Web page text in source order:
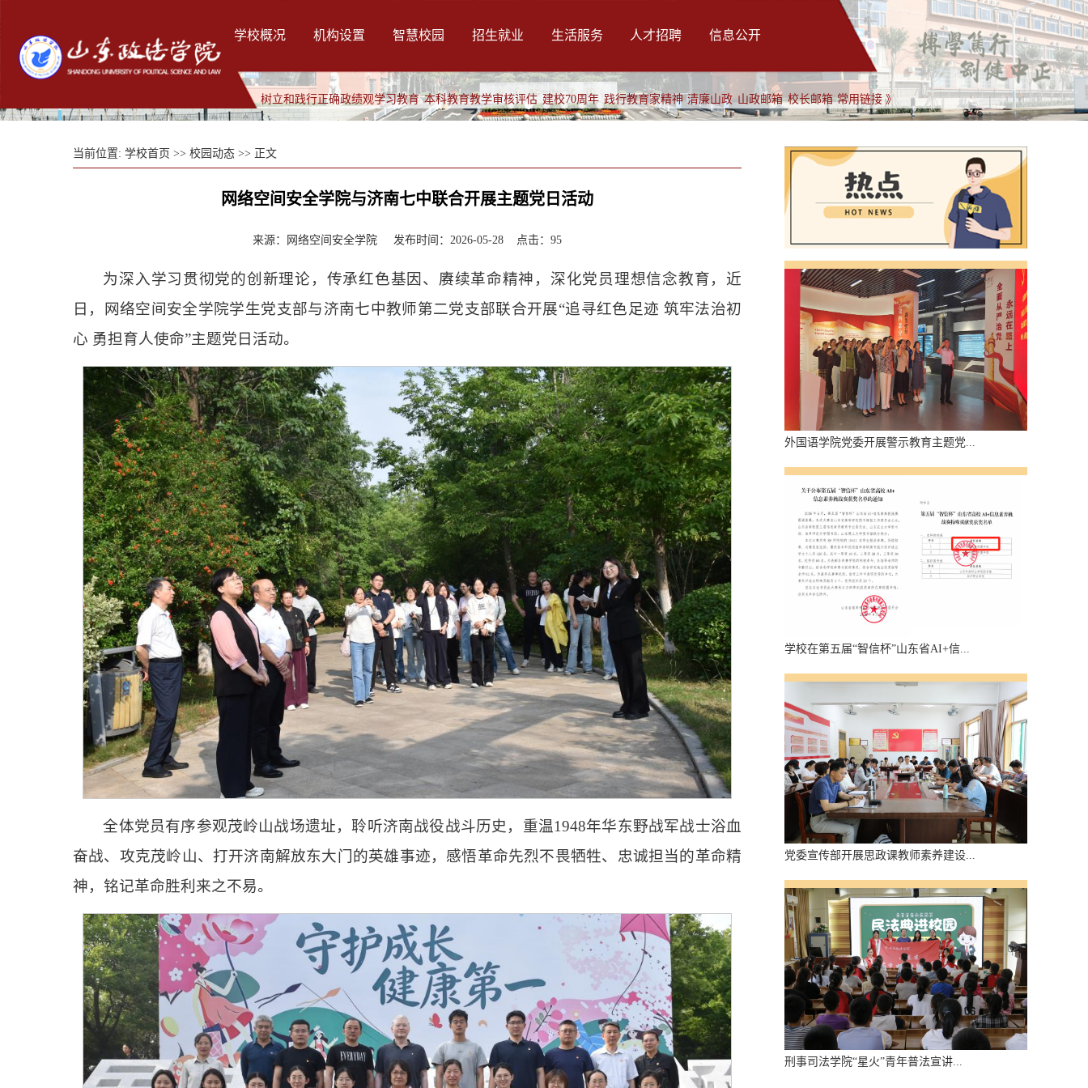
学校概况 机构设置 智慧校园 招生就业 生活服务 人才招聘 信息公开
树立和践行正确政绩观学习教育 本科教育教学审核评估 建校70周年 践行教育家精神 清廉山政 山政邮箱 校长邮箱 常用链接 》
当前位置: 学校首页 >> 校园动态 >> 正文
网络空间安全学院与济南七中联合开展主题党日活动
来源：网络空间安全学院 发布时间：2026-05-28 点击： 95
为深入学习贯彻党的创新理论，传承红色基因、赓续革命精神，深化党员理想信念教育，近
日，网络空间安全学院学生党支部与济南七中教师第二党支部联合开展“追寻红色足迹 筑牢法治初
心 勇担育人使命”主题党日活动。
全体党员有序参观茂岭山战场遗址，聆听济南战役战斗历史，重温1948年华东野战军战士浴血
奋战、攻克茂岭山、打开济南解放东大门的英雄事迹，感悟革命先烈不畏牺牲、忠诚担当的革命精
神，铭记革命胜利来之不易。
外国语学院党委开展警示教育主题党...
学校在第五届“智信杯”山东省AI+信...
党委宣传部开展思政课教师素养建设...
刑事司法学院“星火”青年普法宣讲...